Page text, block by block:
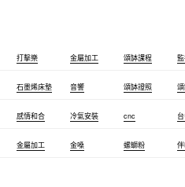
打擊樂 金屬加工 頌缽課程
石墨烯床墊 音響 頌缽證照
感情和合 冷氣安裝 cnc
金屬加工 金嗓 螺螄粉